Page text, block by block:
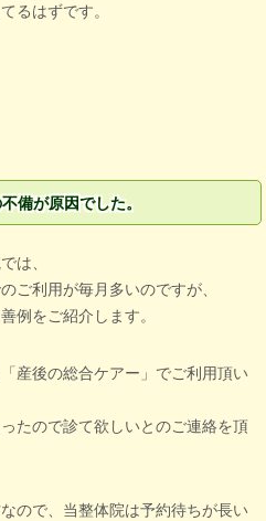
るはずです。
備が原因でした。
は、
ご利用が毎月多いのですが、
例をご紹介します。
産後の総合ケアー」でご利用頂い
たので診て欲しいとのご連絡を頂
ので、当整体院は予約待ちが長い